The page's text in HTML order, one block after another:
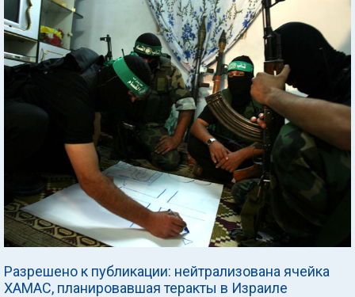
Разрешено к публикации: нейтрализована ячейка
ХАМАС, планировавшая теракты в Израиле